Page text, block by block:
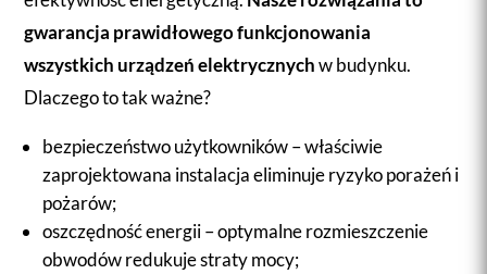
gwarancja prawidłowego funkcjonowania
wszystkich urządzeń elektrycznychw budynku.
Dlaczego to tak ważne?
bezpieczeństwo użytkowników – właściwie
zaprojektowana instalacja eliminuje ryzyko porażeń i
pożarów;
oszczędność energii – optymalne rozmieszczenie
obwodów redukuje straty mocy;